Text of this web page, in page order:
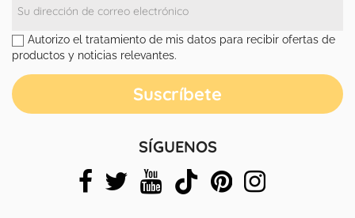
Autorizo el tratamiento de mis datos para recibir ofertas de
productos y noticias relevantes.
SÍGUENOS